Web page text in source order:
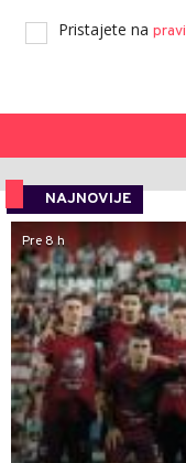
Pristajete na
NAJNOVIJE
Pre 8 h